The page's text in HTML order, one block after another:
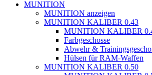
MUNITION
MUNITION anzeigen
MUNITION KALIBER 0.43
MUNITION KALIBER
Farbgeschosse
Abwehr &
Hülsen für RAM-Waffen
MUNITION KALIBER 0.50